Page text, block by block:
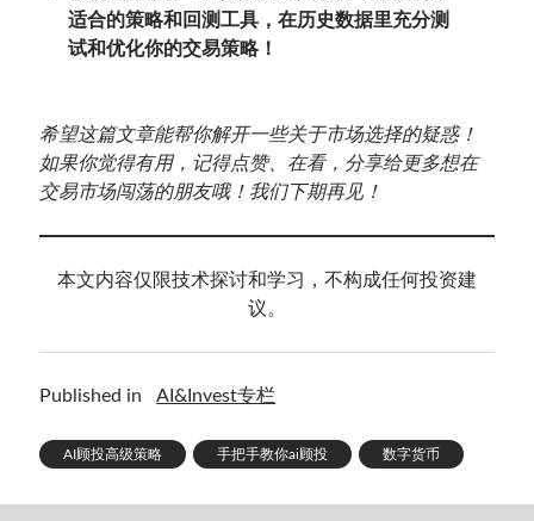
适合的策略和回测工具，在历史数据里充分测
试和优化你的交易策略！
希望这篇文章能帮你解开一些关于市场选择的疑惑！
如果你觉得有用，记得点赞、在看，分享给更多想在
交易市场闯荡的朋友哦！我们下期再见！
本文内容仅限技术探讨和学习，不构成任何投资建
议。
Published in AI&Invest专栏
AI顾投高级策略 手把手教你ai顾投 数字货币